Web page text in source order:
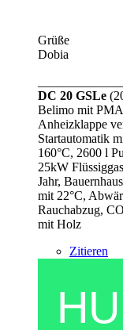
Grüße
Dobia
DC 20 GSLe
Belimo mit PMA
Anheizklappe
Startautomatik
160°C, 2600 l
25kW
Jahr,
mit 22°C,
Rauchabzug,
mit Holz
Zitieren